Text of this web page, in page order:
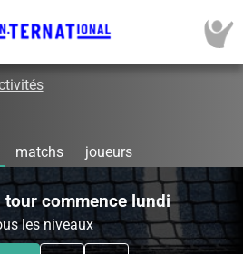
matchs joueurs
tour commence lundi
les niveaux